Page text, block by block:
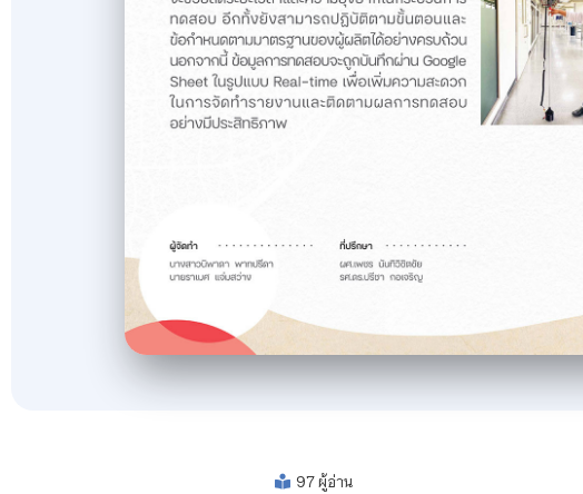
97 ผู้อ่าน